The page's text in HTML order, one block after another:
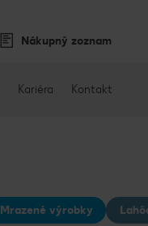
Nákupný zoznam
Kariéra Kontakt
Mrazené výrobky